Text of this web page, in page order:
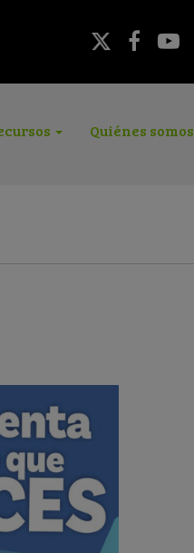
Quiénes somos